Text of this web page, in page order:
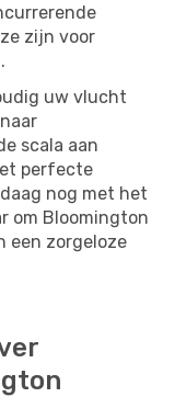
zijn voor
uw vlucht
scala aan
perfecte
nog met het
om Bloomington
een zorgeloze